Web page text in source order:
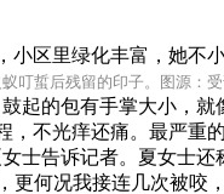
小区里绿化丰富，她不
叮蜇后残留的印子。图源：
起的包有手掌大小，
，不光痒还痛。最严重
士告诉记者。 夏女士还
更何况我接连几次被咬